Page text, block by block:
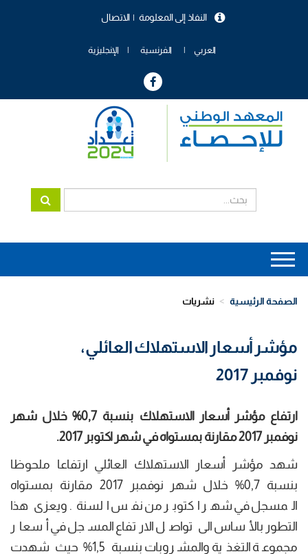
الاتصال النفاذ إلى المعلومة
العربي الفرنسية الإنجليزية
Main
navigation
الصفحة الرئيسية نشريات
مؤشر أسعار الاستهلاك العائلي،
نوفمبر 2017
ارتفاع مؤشر أسعار الاستهلاك بنسبة 0,7% خلال شهر
نوفمبر 2017 مقارنة بمستواه في شهر اكتوبر 2017.
شهد مؤشر أسعار الاستهلاك العائلي ارتفاعا ملحوظا
بنسبة 0,7% خلال شهر نوفمبر 2017 مقارنة بمستواه
المسجل في شهر اكتوبر من نفس السنة. ويعزى هذا
التطور بالأساس الى تواصل الارتفاع المسجل في أسعار
مجموعة التغذية والمشروبات بنسبة 1,5% حيث شهدت